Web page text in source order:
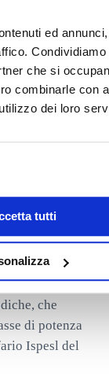
ed
che si
combinarle con
dei loro
tutti
in base a
: Un
un costo
un
un impianto di
– 100€fino ad
questo si
che
di potenza
Ispesl del